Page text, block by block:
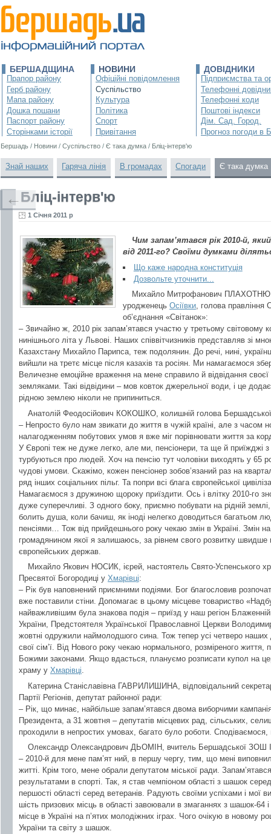
БЕРШАДЩИНА
Прапор району
Герб району
Мапа району
Дошка пошани
Паспорт району
Сторінками історії
НОВИНИ
Офіційні повідомлення
Суспільство
Культура
Політика
Спорт
Привітання
ДОВІДНИКИ
Підприємства та
Телефонні
Телефонні коди
Поштові індекси
Дім. Сад. Город.
Прогноз погоди в
Бершадь / Новини / Суспільство / Є така думка / Бліц-інтерв'ю
Знай наших Гаряча лінія В громадах Спогади Є така думка
Бліц-інтерв'ю
1 Січня 2011 р
Чим запам’ятався рік 2010-й,
від 2011-го? Своїми думками
Що каже народна конституція
Дозвольте уточнити...
Михайло Митрофанович
уродженець Осіївки, голова правління
об’єднання «Світанок»:
– Звичайно ж, 2010 рік запам’ятався участю у третьому світовому
нинішнього літа у Львові. Наших співвітчизників представляв зі
Казахстану Михайло Парипса, теж подолянин. До речі, нині,
вийшли на третє місце після казахів та росіян. Ми намагаємося
Величезне емоційне враження на мене справило й відвідання своєї
земляками. Такі відвідини – мов ковток джерельної води, і це
рідною землею ніколи не припиниться.
Анатолій Феодосійович КОКОШКО, колишній голова
– Непросто було нам звикати до життя в чужій країні, але з часом
налагодженням побутових умов я вже міг порівнювати життя за
У Європі теж не дуже легко, але ми, пенсіонери, та ще й приїжджі з
турбуються про людей. Хоч на пенсію тут чоловіки виходять у 65
чудові умови. Скажімо, кожен пенсіонер зобов’язаний раз на
ряд інших соціальних пільг. Та попри всі блага європейської
Намагаємося з дружиною щороку приїздити. Ось і влітку 2010-го
дуже суперечливі. З одного боку, приємно побувати на рідній
болить душа, коли бачиш, як іноді нелегко доводиться багатьом
пенсіями… Тож від прийдешнього року чекаю змін в Україні. Змін
громадянином якої я залишаюсь, за рівнем свого розвитку швидше
європейських держав.
Михайло Якович НОСИК, ієрей, настоятель Свято-Успенського
Пресвятої Богородиці у Хмарівці:
– Рік був наповнений приємними подіями. Бог благословив
вже поставили стіни. Допомагає в цьому місцеве товариство
найважливішим була знакова подія – приїзд у наш регіон
України, Предстоятеля Української Православної Церкви
жовтні одружили наймолодшого сина. Тож тепер усі четверо наших
свої сім’ї. Від Нового року чекаю нормального, розміреного життя,
Божими законами. Якщо вдасться, плануємо розписати купол на
храму у Хмарівці.
Катерина Станіславівна ГАВРИЛИШИНА, відповідальний
Партії Регіонів, депутат районної ради:
– Рік, що минає, найбільше запам’ятався двома виборчими
Президента, а 31 жовтня – депутатів місцевих рад, сільських,
проходили в непростих умовах, багато було роботи.
Олександр Олександрович ДЬОМІН, вчитель Бершадської ЗОШ І-
– 2010-й для мене пам’ят ний, в першу чергу, тим, що мені
житті. Крім того, мене обрали депутатом міської ради.
результатами в спорті. Так, я став чемпіоном області з шашок
першості області серед ветеранів. Радують своїми успіхами і мої
шість призових місць в області завоювали в змаганнях з шашок-64
місце в Україні на п’ятих молодіжних іграх. Чого очікую в новому
України та світу з шашок.
←